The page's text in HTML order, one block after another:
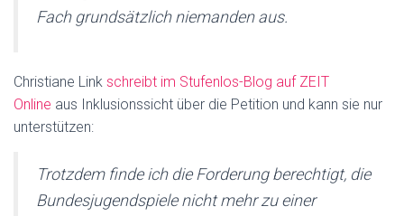
Fach grundsätzlich niemanden aus.
Christiane Link schreibt im Stufenlos-Blog auf ZEIT
Online aus Inklusionssicht über die Petition und kann sie nur
unterstützen:
Trotzdem finde ich die Forderung berechtigt, die
Bundesjugendspiele nicht mehr zu einer